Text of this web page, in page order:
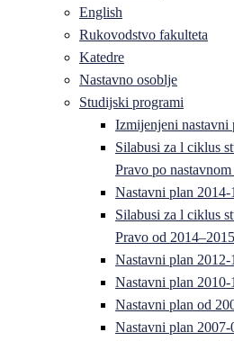
English
Rukovodstvo fakulteta
Katedre
Nastavno osoblje
Studijski programi
Izmijenjeni nastavni
Silabusi za l ciklus
Pravo po
Nastavni plan 2014-
Silabusi za l ciklus
Pravo od
Nastavni plan 2012-
Nastavni plan 2010-
Nastavni plan od
Nastavni plan